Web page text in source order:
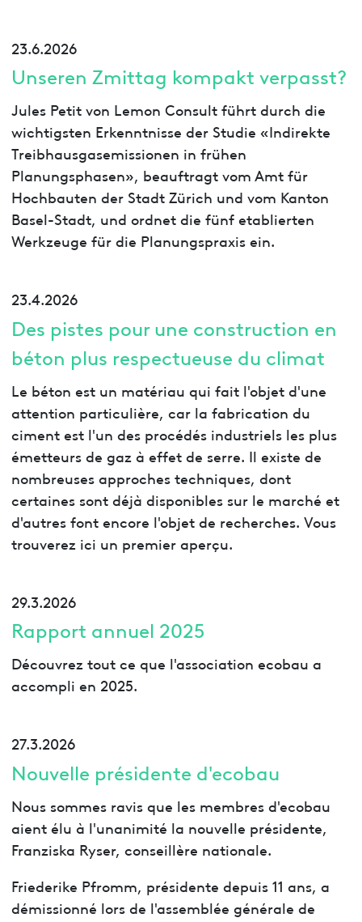
23.6.2026
Unseren Zmittag kompakt verpasst?
Jules Petit von Lemon Consult führt durch die
wichtigsten Erkenntnisse der Studie «Indirekte
Treibhausgasemissionen in frühen
Planungsphasen», beauftragt vom Amt für
Hochbauten der Stadt Zürich und vom Kanton
Basel-Stadt, und ordnet die fünf etablierten
Werkzeuge für die Planungspraxis ein.
23.4.2026
Des pistes pour une construction en
béton plus respectueuse du climat
Le béton est un matériau qui fait l'objet d'une
attention particulière, car la fabrication du
ciment est l'un des procédés industriels les plus
émetteurs de gaz à effet de serre. Il existe de
nombreuses approches techniques, dont
certaines sont déjà disponibles sur le marché et
d'autres font encore l'objet de recherches. Vous
trouverez ici un premier aperçu.
29.3.2026
Rapport annuel 2025
Découvrez tout ce que l'association ecobau a
accompli en 2025.
27.3.2026
Nouvelle présidente d'ecobau
Nous sommes ravis que les membres d'ecobau
aient élu à l'unanimité la nouvelle présidente,
Franziska Ryser, conseillère nationale.
Friederike Pfromm, présidente depuis 11 ans, a
démissionné lors de l'assemblée générale de